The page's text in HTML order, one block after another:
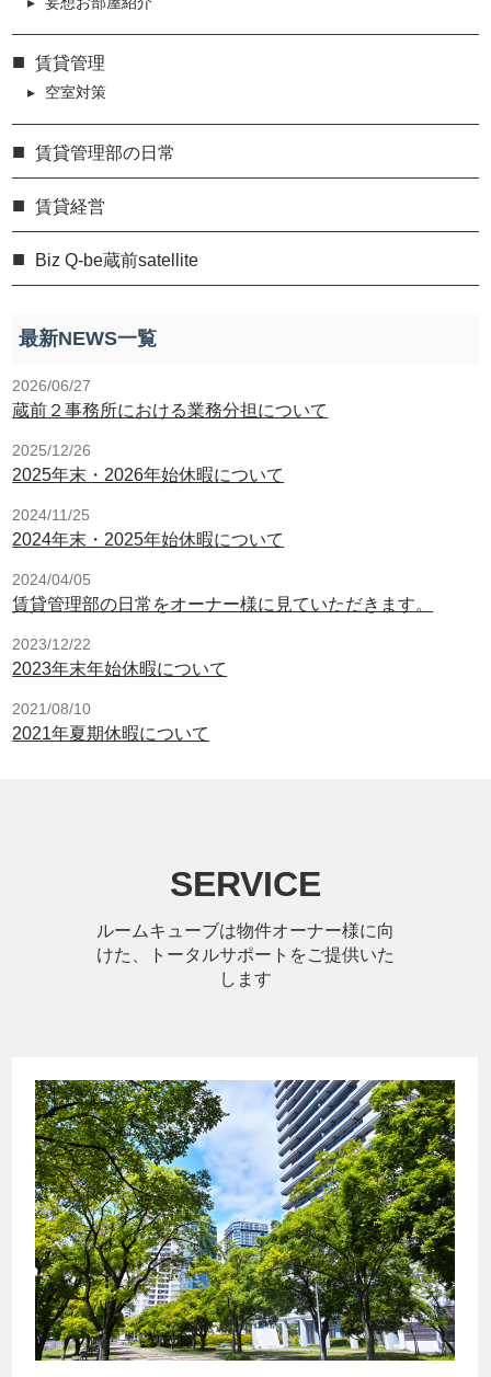
賃貸管理
空室対策
賃貸管理部の日常
賃貸経営
Biz Q-be蔵前satellite
最新NEWS一覧
2026/06/27
蔵前２事務所における業務分担について
2025/12/26
2025年末・2026年始休暇について
2024/11/25
2024年末・2025年始休暇について
2024/04/05
賃貸管理部の日常をオーナー様に見ていただきます。
2023/12/22
2023年末年始休暇について
2021/08/10
2021年夏期休暇について
SERVICE
ルームキューブは物件オーナー様に向
けた、トータルサポートをご提供いた
します